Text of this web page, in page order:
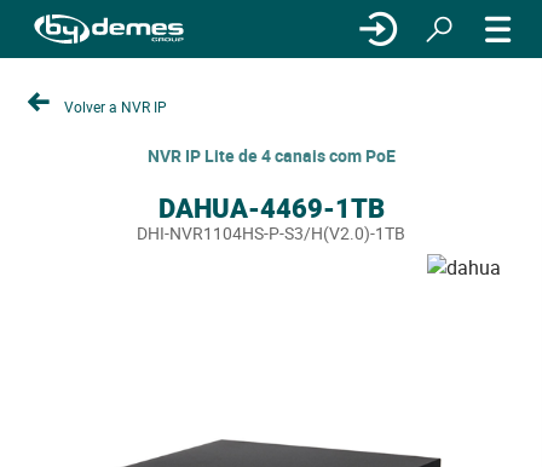
Volver a NVR IP
NVR IP Lite de 4 canais com PoE
DAHUA-4469-1TB
DHI-NVR1104HS-P-S3/H(V2.0)-1TB